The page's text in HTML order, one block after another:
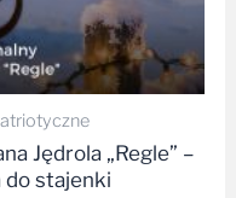
Jędrola „Regle” –
do stajenki